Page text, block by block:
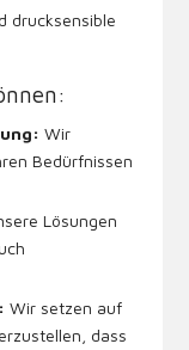
drucksensible
Wir
Bedürfnissen
Lösungen
Wir setzen auf
dass